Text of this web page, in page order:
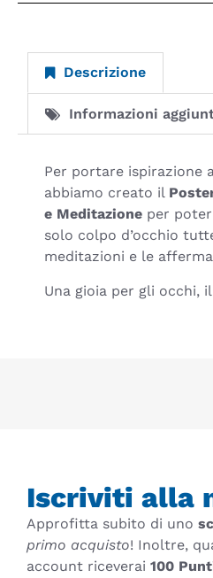
Descrizione
Informazioni
Per portare ispirazione
abbiamo creato il
e Meditazione per
solo colpo d’occhio
meditazioni e le
Una gioia per gli occhi,
Iscriviti alla
Approfitta subito di uno
primo acquisto! Inoltre,
account riceverai 100